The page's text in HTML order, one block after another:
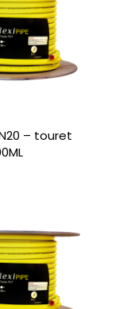
– touret